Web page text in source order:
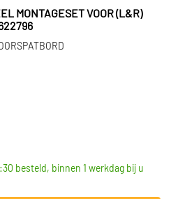
MONTAGESET VOOR (L&R)
besteld, binnen 1 werkdag bij u